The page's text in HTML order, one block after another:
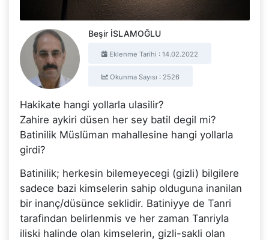
Beşir İSLAMOĞLU
Eklenme Tarihi : 14.02.2022
Okunma Sayısı : 2526
Hakikate hangi yollarla ulasilir?
Zahire aykiri düsen her sey batil degil mi?
Batinilik Müslüman mahallesine hangi yollarla
girdi?
Batinilik; herkesin bilemeyecegi (gizli) bilgilere
sadece bazi kimselerin sahip olduguna inanilan
bir inanç/düsünce seklidir. Batiniyye de Tanri
tarafindan belirlenmis ve her zaman Tanriyla
iliski halinde olan kimselerin, gizli-sakli olan